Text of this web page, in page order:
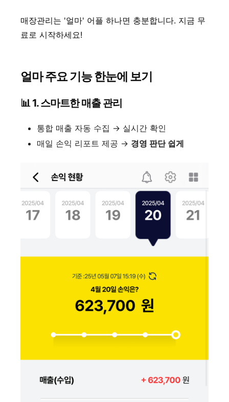
매장관리는 '얼마' 어플 하나면 충분합니다. 지금 무
료로 시작하세요!
얼마 주요 기능 한눈에 보기
📊 1. 스마트한 매출 관리
통합 매출 자동 수집 → 실시간 확인
매일 손익 리포트 제공 → 경영 판단 쉽게